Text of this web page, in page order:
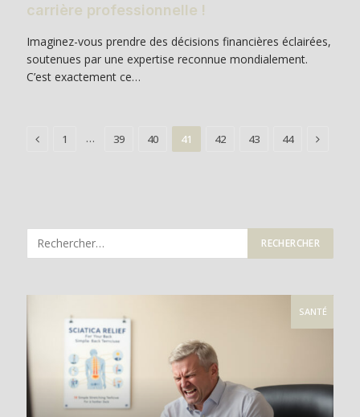
carrière professionnelle !
Imaginez-vous prendre des décisions financières éclairées,
soutenues par une expertise reconnue mondialement.
C’est exactement ce…
Previous
1 … 39 40 41 42 43 44 Next
SANTÉ